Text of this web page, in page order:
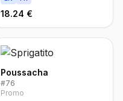
18.24 €
Poussacha
#76
Promo